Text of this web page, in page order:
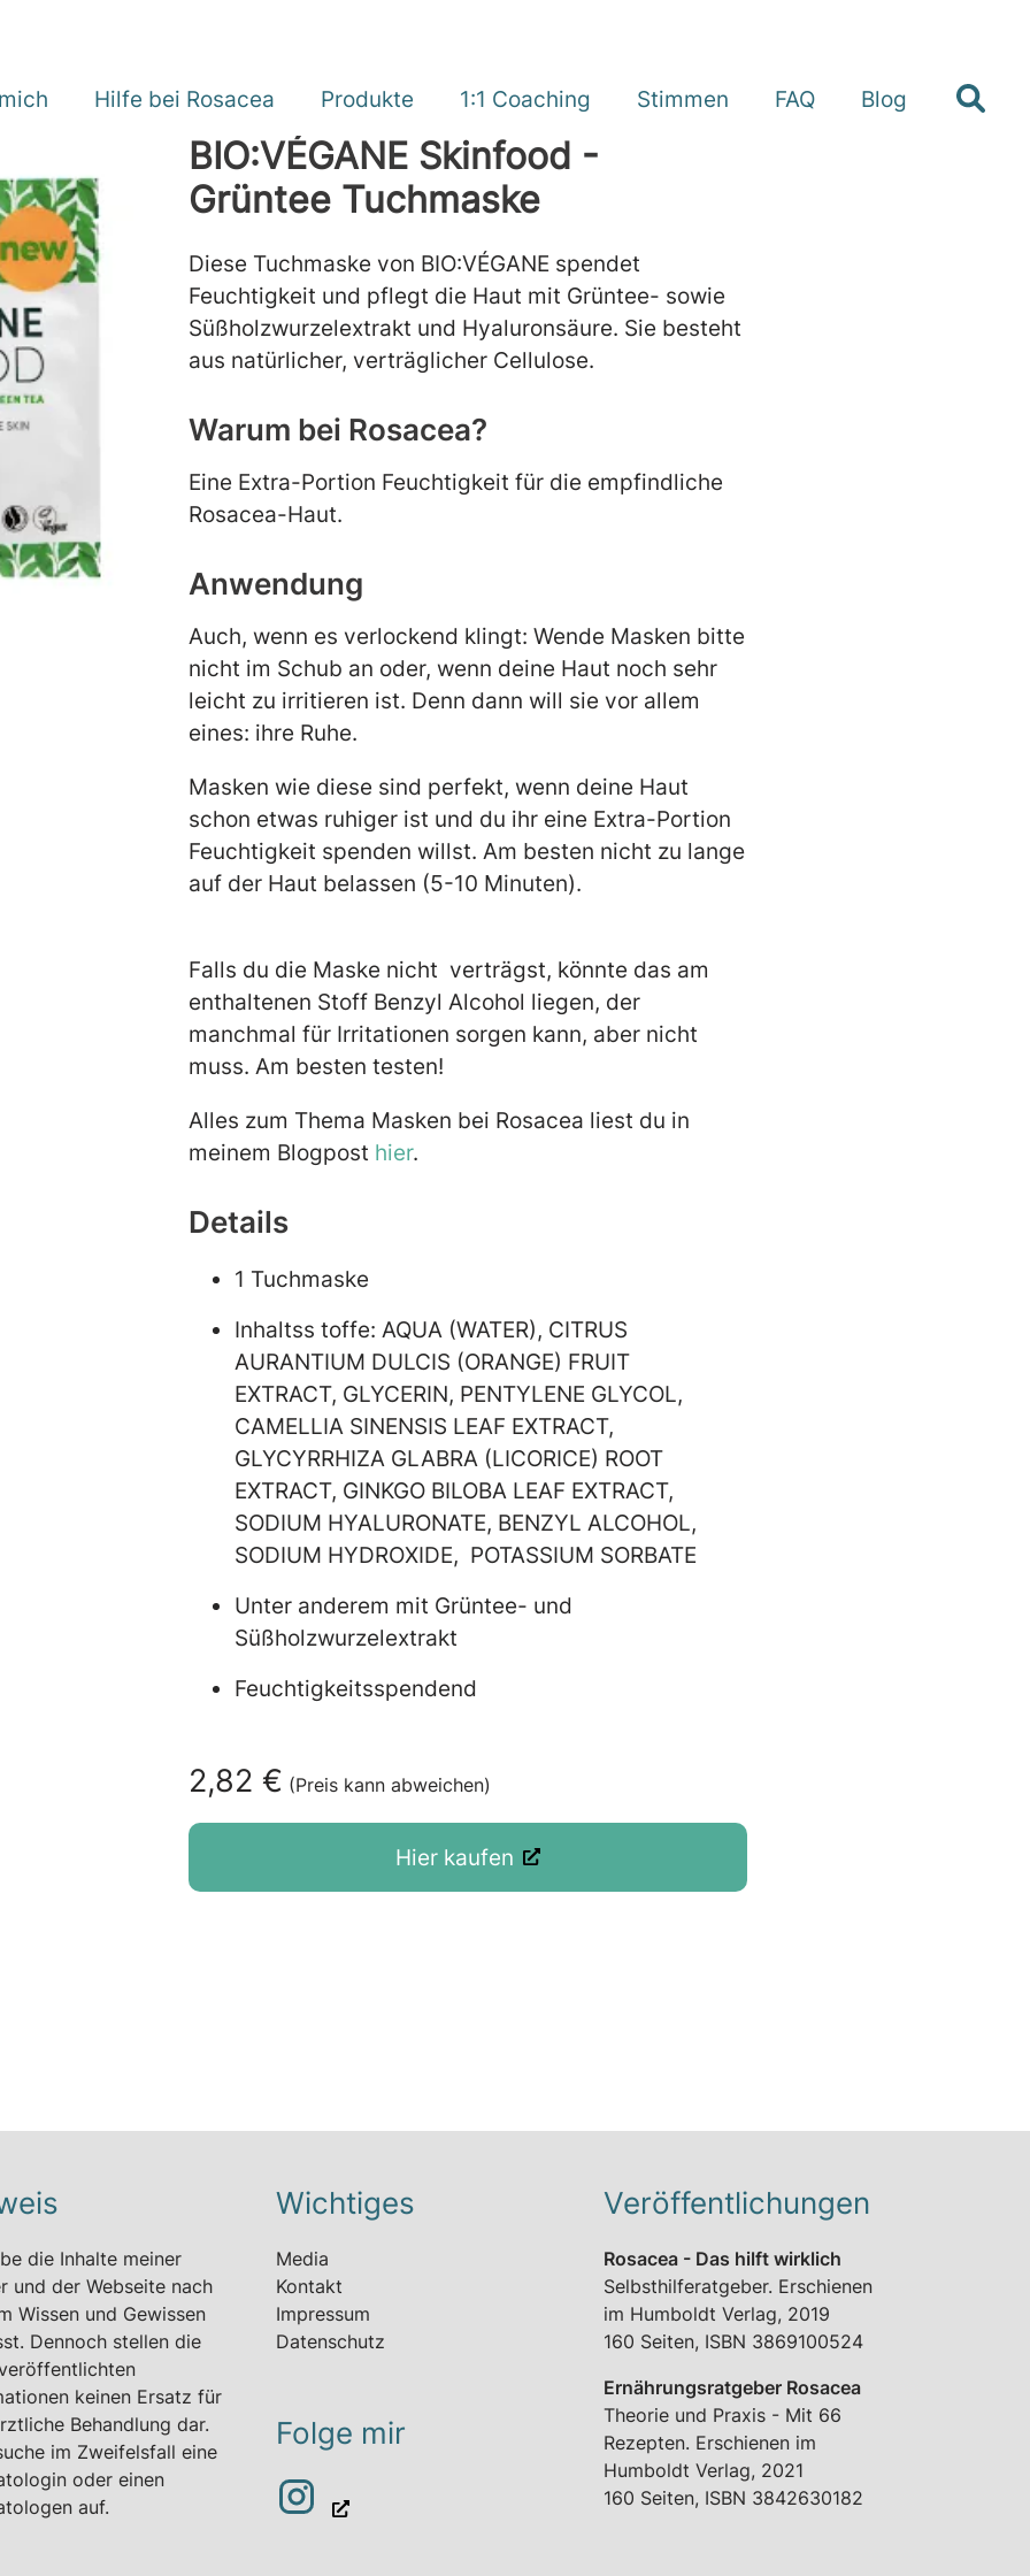
Hilfe bei Rosacea Produkte 1:1 Coaching Stimmen FAQ Blog
BIO:VÉGANE Skinfood -
Grüntee Tuchmaske
Diese Tuchmaske von BIO:VÉGANE spendet
Feuchtigkeit und pflegt die Haut mit Grüntee- sowie
Süßholzwurzelextrakt und Hyaluronsäure. Sie besteht
aus natürlicher, verträglicher Cellulose.
Warum bei Rosacea?
Eine Extra-Portion Feuchtigkeit für die empfindliche
Rosacea-Haut.
Anwendung
Auch, wenn es verlockend klingt: Wende Masken bitte
nicht im Schub an oder, wenn deine Haut noch sehr
leicht zu irritieren ist. Denn dann will sie vor allem
eines: ihre Ruhe.
Masken wie diese sind perfekt, wenn deine Haut
schon etwas ruhiger ist und du ihr eine Extra-Portion
Feuchtigkeit spenden willst. Am besten nicht zu lange
auf der Haut belassen (5-10 Minuten).
Falls du die Maske nicht verträgst, könnte das am
enthaltenen Stoff Benzyl Alcohol liegen, der
manchmal für Irritationen sorgen kann, aber nicht
muss. Am besten testen!
Alles zum Thema Masken bei Rosacea liest du in
meinem Blogpost hier.
Details
1 Tuchmaske
Inhaltss toffe: AQUA (WATER), CITRUS
AURANTIUM DULCIS (ORANGE) FRUIT
EXTRACT, GLYCERIN, PENTYLENE GLYCOL,
CAMELLIA SINENSIS LEAF EXTRACT,
GLYCYRRHIZA GLABRA (LICORICE) ROOT
EXTRACT, GINKGO BILOBA LEAF EXTRACT,
SODIUM HYALURONATE, BENZYL ALCOHOL,
SODIUM HYDROXIDE, POTASSIUM SORBATE
Unter anderem mit Grüntee- und
Süßholzwurzelextrakt
Feuchtigkeitsspendend
2,82 € (Preis kann abweichen)
Hier kaufen
die Inhalte meiner
und der Webseite nach
Wissen und Gewissen
Dennoch stellen die
keinen Ersatz für
Behandlung dar.
im Zweifelsfall eine
oder einen
auf.
Wichtiges
Media
Kontakt
Impressum
Datenschutz
Folge mir
Veröffentlichungen
Rosacea - Das hilft wirklich
Selbsthilferatgeber. Erschienen
im Humboldt Verlag, 2019
160 Seiten, ISBN 3869100524
Ernährungsratgeber Rosacea
Theorie und Praxis - Mit 66
Rezepten. Erschienen im
Humboldt Verlag, 2021
160 Seiten, ISBN 3842630182